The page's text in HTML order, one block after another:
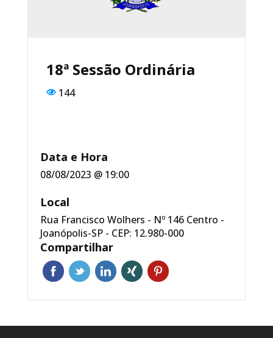
18ª Sessão Ordinária
144
Data e Hora
08/08/2023 @ 19:00
Local
Rua Francisco Wolhers - Nº 146 Centro -
Joanópolis-SP - CEP: 12.980-000
Compartilhar